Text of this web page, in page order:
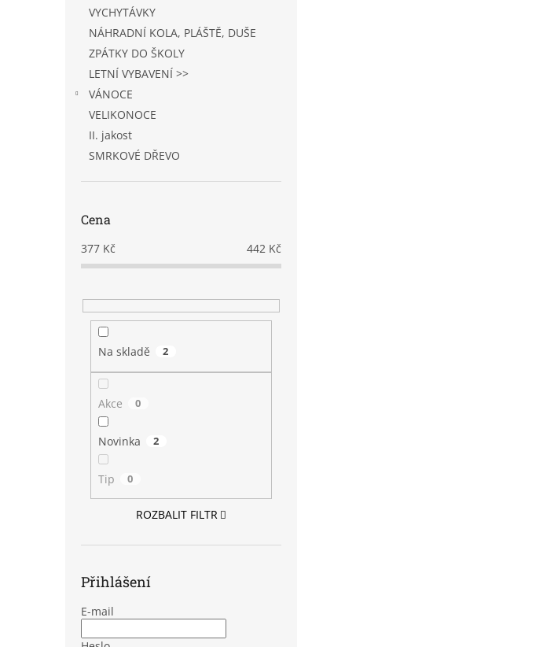
VYCHYTÁVKY
NÁHRADNÍ KOLA, PLÁŠTĚ, DUŠE
ZPÁTKY DO ŠKOLY
LETNÍ VYBAVENÍ >>
VÁNOCE
VELIKONOCE
II. jakost
SMRKOVÉ DŘEVO
Cena
377 Kč 442 Kč
Na skladě 2
Akce 0
Novinka 2
Tip 0
ROZBALIT FILTR
Přihlášení
E-mail